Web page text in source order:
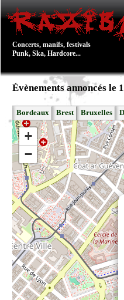
Concerts, manifs, festivals
Punk, Ska, Hardcore...
Évènements annoncés le
Bordeaux Brest Bruxelles
+
−